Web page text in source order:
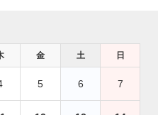
金 土 日
5 6 7